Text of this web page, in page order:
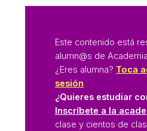
Este contenido está
alumn@s de
¿Eres alumna? Toca
sesión
¿Quieres estudiar
Inscríbete a la
clase y cientos de